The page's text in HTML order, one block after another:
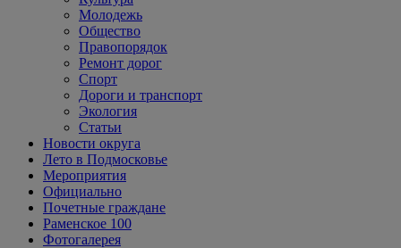
Молодежь
Общество
Правопорядок
Ремонт дорог
Спорт
Дороги и транспорт
Экология
Статьи
Новости округа
Лето в Подмосковье
Мероприятия
Официально
Почетные граждане
Раменское 100
Фотогалерея